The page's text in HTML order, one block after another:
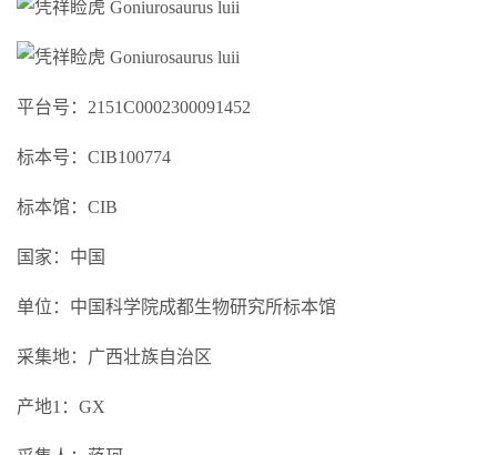
平台号：2151C0002300091452
标本号：CIB100774
标本馆：CIB
国家：中国
单位：中国科学院成都生物研究所标本馆
采集地：广西壮族自治区
产地1：GX